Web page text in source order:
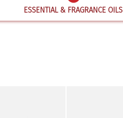
ESSENTIAL & FRAGRANCE OILS